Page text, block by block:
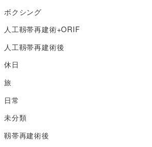
ボクシング
人工靱帯再建術+ORIF
人工靱帯再建術後
休日
旅
日常
未分類
靱帯再建術後